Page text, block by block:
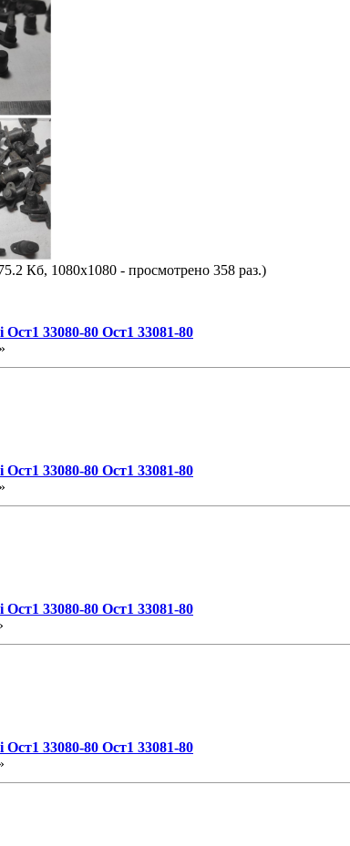
Кб, 1080x1080 - просмотрено 358 раз.)
Ост1 33080-80 Ост1 33081-80
Ост1 33080-80 Ост1 33081-80
Ост1 33080-80 Ост1 33081-80
Ост1 33080-80 Ост1 33081-80